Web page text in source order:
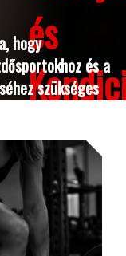
és
hogy
és a
szükséges